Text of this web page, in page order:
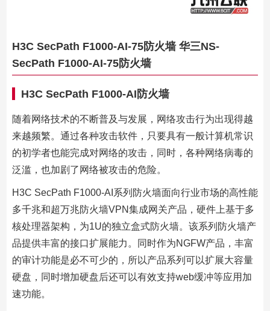
H3C SecPath F1000-AI-75防火墙 华三NS-
SecPath F1000-AI-75防火墙
H3C SecPath F1000-AI防火墙
随着网络技术的不断普及与发展，网络攻击行为出现得越
来越频繁。通过各种攻击软件，只要具有一般计算机常识
的初学者也能完成对网络的攻击，同时，各种网络病毒的
泛滥，也加剧了网络被攻击的危险。
H3C SecPath F1000-AI系列防火墙面向行业市场的高性能
多千兆和超万兆防火墙VPN集成网关产品，硬件上基于多
核处理器架构，为1U的独立盒式防火墙。该系列防火墙产
品提供丰富的接口扩展能力。同时作为NGFW产品，丰富
的审计功能是必不可少的，所以产品系列可以扩展大容量
硬盘，同时增加硬盘后还可以有效支持web缓冲等应用加
速功能。